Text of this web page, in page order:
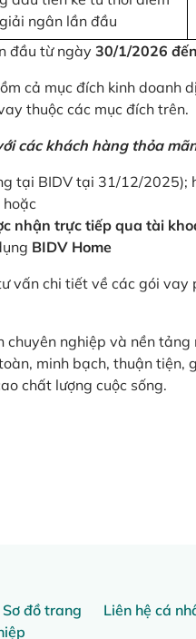
giải ngân lần đầu
đầu từ ngày 30/1/2026
cả mục đích kinh doanh
thuộc các mục đích trên.
các khách hàng thỏa
tại BIDV tại 31/12/2025);
nhận trực tiếp qua tài
BIDV Home
vấn chi tiết về các gói vay
nghiệp và nền
minh bạch, thuận tiện,
chất lượng cuộc sống.
Sơ đồ trang
Liên hệ cá